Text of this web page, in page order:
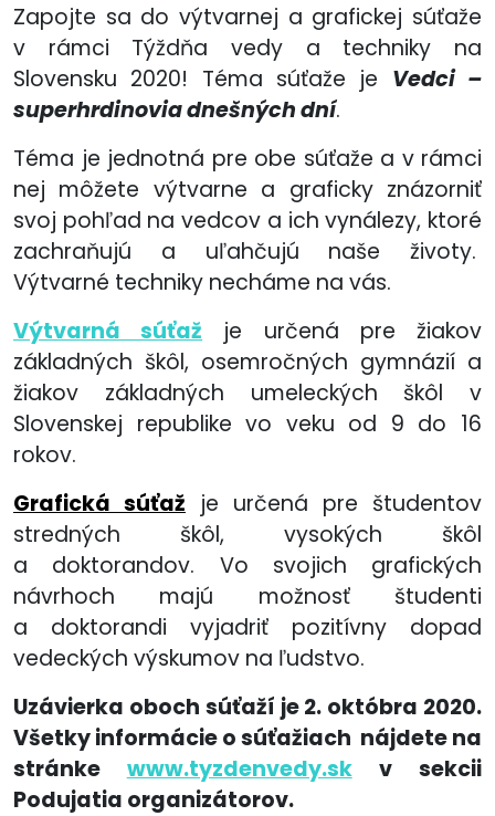
Zapojte sa do výtvarnej a grafickej súťaže
v rámci Týždňa vedy a techniky na
Slovensku 2020! Téma súťaže je Vedci –
superhrdinovia dnešných dní.
Téma je jednotná pre obe súťaže a v rámci
nej môžete výtvarne a graficky znázorniť
svoj pohľad na vedcov a ich vynálezy, ktoré
zachraňujú a uľahčujú naše životy.
Výtvarné techniky necháme na vás.
Výtvarná súťaž je určená pre žiakov
základných škôl, osemročných gymnázií a
žiakov základných umeleckých škôl v
Slovenskej republike vo veku od 9 do 16
rokov.
Grafická súťaž je určená pre študentov
stredných škôl, vysokých škôl
a doktorandov. Vo svojich grafických
návrhoch majú možnosť študenti
a doktorandi vyjadriť pozitívny dopad
vedeckých výskumov na ľudstvo.
Uzávierka oboch súťaží je 2. októbra 2020.
Všetky informácie o súťažiach nájdete na
stránke www.tyzdenvedy.sk
v sekcii
Podujatia organizátorov.